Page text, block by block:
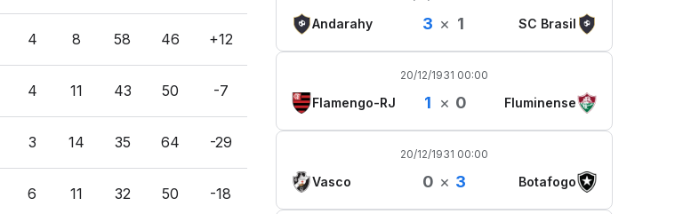
4 8 58 46 +12
4 11 43 50 -7
3 14 35 64 -29
6 11 32 50 -18
Andarahy 3 × 1 SC Brasil
20/12/1931 00:00
Flamengo-RJ 1 × 0 Fluminense
20/12/1931 00:00
Vasco 0 × 3 Botafogo